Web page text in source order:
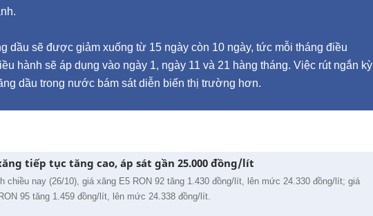
dầu sẽ được giảm xuống từ 15 ngày còn 10 ngày, tức mỗi tháng điều
hành sẽ áp dụng vào ngày 1, ngày 11 và 21 hàng tháng. Việc rút ngắn kỳ
dầu trong nước bám sát diễn biến thị trường hơn.
tiếp tục tăng cao, áp sát gần 25.000 đồng/lít
chiều nay (26/10), giá xăng E5 RON 92 tăng 1.430 đồng/lít, lên mức 24.330 đồng/lít; giá
95 tăng 1.459 đồng/lít, lên mức 24.338 đồng/lít.